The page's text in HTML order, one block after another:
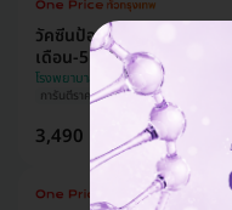
การันตีราคาดีที่สุด
วัคซีนป้องกันโรคมือ เท้า ป
เดือน-5 ปี
โรงพยาบาลภัทร-ธนบุรี
3,490 บาท 3,600 บาท ประหยัด